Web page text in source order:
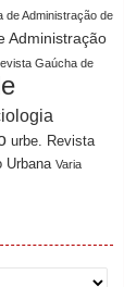
de Administração de
Administração
Gaúcha de
urbe. Revista
Urbana Varia